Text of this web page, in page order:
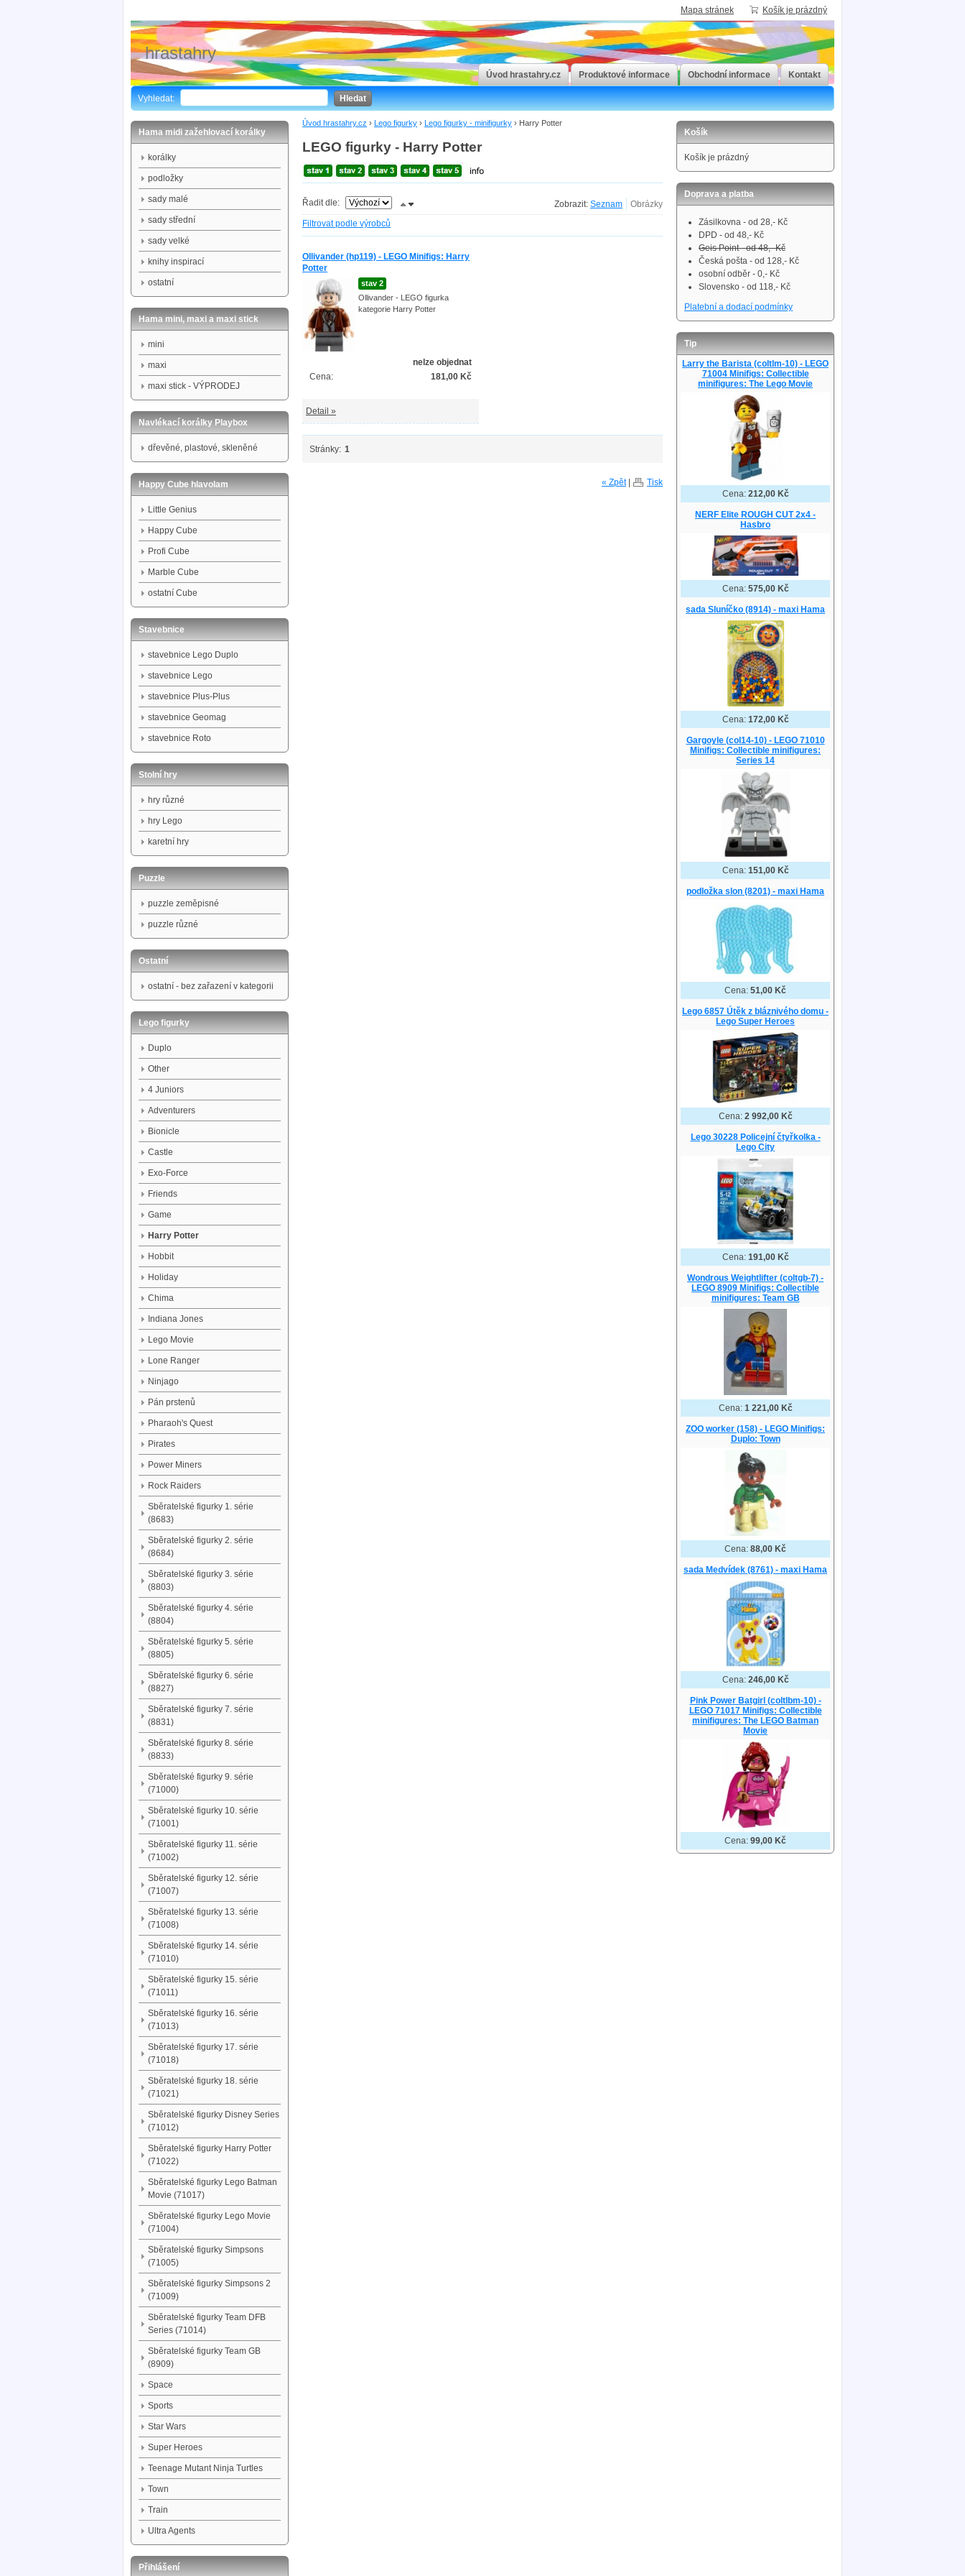
Košík je prázdný
Mapa stránek
hrastahry
Vyhledat: Hledat
Úvod hrastahry.cz Produktové informace Obchodní informace Kontakt
Úvod hrastahry.cz › Lego figurky › Lego figurky - minifigurky › Harry Potter
LEGO figurky - Harry Potter
Zobrazit:
Řadit dle:
Filtrovat podle výrobců
Ollivander (hp119) - LEGO Minifigs: Harry
Potter
stav 2
Ollivander - LEGO figurka
kategorie Harry Potter
nelze objednat
181,00 Kč
Cena:
Detail »
Stránky: 1
« Zpět| Tisk
Hama midi zažehlovací korálky
korálky
podložky
sady malé
sady střední
sady velké
knihy inspirací
ostatní
Hama mini, maxi a maxi stick
mini
maxi
maxi stick - VÝPRODEJ
Navlékací korálky Playbox
dřevěné, plastové, skleněné
Happy Cube hlavolam
Little Genius
Happy Cube
Profi Cube
Marble Cube
ostatní Cube
Stavebnice
stavebnice Lego Duplo
stavebnice Lego
stavebnice Plus-Plus
stavebnice Geomag
stavebnice Roto
Stolní hry
hry různé
hry Lego
karetní hry
Puzzle
puzzle zeměpisné
puzzle různé
Ostatní
ostatní - bez zařazení v kategorii
Lego figurky
Duplo
Other
4 Juniors
Adventurers
Bionicle
Castle
Exo-Force
Friends
Game
Harry Potter
Hobbit
Holiday
Chima
Indiana Jones
Lego Movie
Lone Ranger
Ninjago
Pán prstenů
Pharaoh's Quest
Pirates
Power Miners
Rock Raiders
Sběratelské figurky 1. série
(8683)
Sběratelské figurky 2. série
(8684)
Sběratelské figurky 3. série
(8803)
Sběratelské figurky 4. série
(8804)
Sběratelské figurky 5. série
(8805)
Sběratelské figurky 6. série
(8827)
Sběratelské figurky 7. série
(8831)
Sběratelské figurky 8. série
(8833)
Sběratelské figurky 9. série
(71000)
Sběratelské figurky 10. série
(71001)
Sběratelské figurky 11. série
(71002)
Sběratelské figurky 12. série
(71007)
Sběratelské figurky 13. série
(71008)
Sběratelské figurky 14. série
(71010)
Sběratelské figurky 15. série
(71011)
Sběratelské figurky 16. série
(71013)
Sběratelské figurky 17. série
(71018)
Sběratelské figurky 18. série
(71021)
Sběratelské figurky Disney Series
(71012)
Sběratelské figurky Harry Potter
(71022)
Sběratelské figurky Lego Batman
Movie (71017)
Sběratelské figurky Lego Movie
(71004)
Sběratelské figurky Simpsons
(71005)
Sběratelské figurky Simpsons 2
(71009)
Sběratelské figurky Team DFB
Series (71014)
Sběratelské figurky Team GB
(8909)
Space
Sports
Star Wars
Super Heroes
Teenage Mutant Ninja Turtles
Town
Train
Ultra Agents
Přihlášení
Košík
Košík je prázdný
Doprava a platba
Zásilkovna - od 28,- Kč
DPD - od 48,- Kč
Geis Point - od 48,- Kč
Česká pošta - od 128,- Kč
osobní odběr - 0,- Kč
Slovensko - od 118,- Kč
Platební a dodací podmínky
Tip
Larry the Barista (coltlm-10) - LEGO
71004 Minifigs: Collectible
minifigures: The Lego Movie
Cena: 212,00 Kč
NERF Elite ROUGH CUT 2x4 -
Hasbro
Cena: 575,00 Kč
sada Sluníčko (8914) - maxi Hama
Cena: 172,00 Kč
Gargoyle (col14-10) - LEGO 71010
Minifigs: Collectible minifigures:
Series 14
Cena: 151,00 Kč
podložka slon (8201) - maxi Hama
Cena: 51,00 Kč
Lego 6857 Útěk z bláznivého domu -
Lego Super Heroes
Cena: 2 992,00 Kč
Lego 30228 Policejní čtyřkolka -
Lego City
Cena: 191,00 Kč
Wondrous Weightlifter (coltgb-7) -
LEGO 8909 Minifigs: Collectible
minifigures: Team GB
Cena: 1 221,00 Kč
ZOO worker (158) - LEGO Minifigs:
Duplo: Town
Cena: 88,00 Kč
sada Medvídek (8761) - maxi Hama
Cena: 246,00 Kč
Pink Power Batgirl (coltlbm-10) -
LEGO 71017 Minifigs: Collectible
minifigures: The LEGO Batman
Movie
Cena: 99,00 Kč